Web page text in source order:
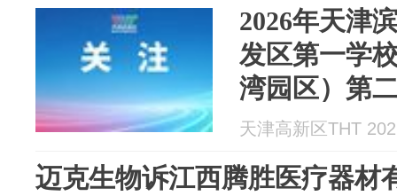
2026年天津
发区第一学
湾园区）第
天津高新区THT
迈克生物诉江西腾胜医疗器材